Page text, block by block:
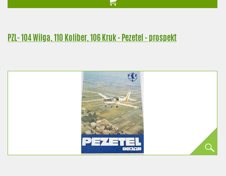
PZL- 104 Wilga, 110 Koliber, 106 Kruk - Pezetel - prospekt